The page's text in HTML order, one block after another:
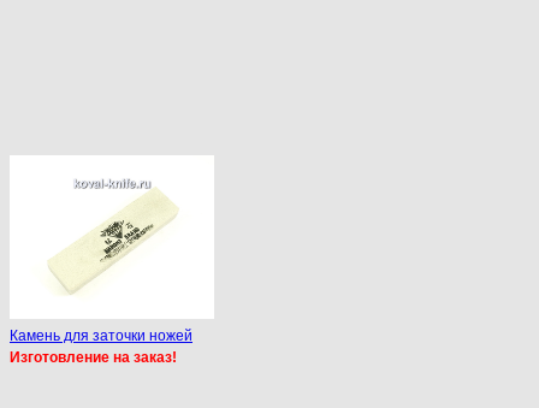
Камень для заточки ножей
Изготовление на заказ!